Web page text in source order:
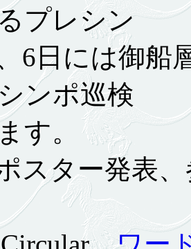
プレシン
6日には御船
ンポ巡検
す。
スター発表、